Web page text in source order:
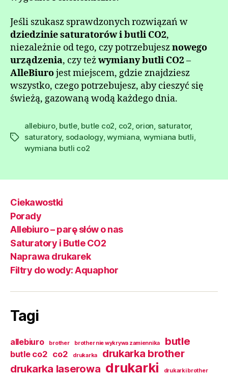
Jeśli szukasz sprawdzonych rozwiązań w
dziedzinie saturatorów i butli CO2,
niezależnie od tego, czy potrzebujesznowego
urządzenia, czy teżwymiany butli CO2–
AlleBiurojest miejscem, gdzie znajdziesz
wszystko, czego potrzebujesz, aby cieszyć się
świeżą, gazowaną wodą każdego dnia.
Tagi
allebiuro, butle, butle co2, co2, orion, saturator,
saturatory, sodaology,wymiana, wymiana butli,
wymiana butli co2
Ciekawostki
Porady
Allebiuro – parę słów o nas
Saturatory i Butle CO2
Naprawa drukarek
Filtry do wody: Aquaphor
Tagi
allebiuro brother brother nie wykrywa zamiennika butle
butle co2 co2 drukarka
drukarka brother
drukarka laserowa drukarki
drukarki brother